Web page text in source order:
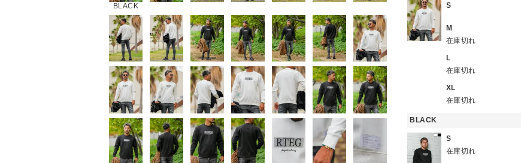
BLACK S
M
在庫切れ
L
在庫切れ
XL
在庫切れ
BLACK
S
在庫切れ